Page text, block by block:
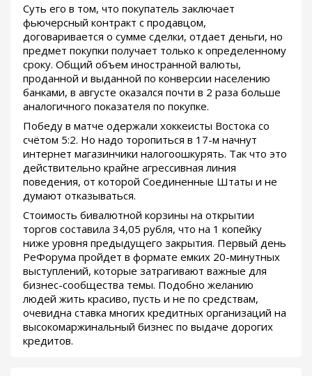
Суть его в том, что покупатель заключает
фьючерсный контракт с продавцом,
договаривается о сумме сделки, отдает деньги, но
предмет покупки получает только к определенному
сроку. Общий объем иностранной валюты,
проданной и выданной по конверсии населению
банками, в августе оказался почти в 2 раза больше
аналогичного показателя по покупке.
Победу в матче одержали хоккеисты Востока со
счётом 5:2. Но надо торопиться в 17-м начнут
интернет магазинчики налогоошкурять. Так что это
действительно крайне агрессивная линия
поведения, от которой Соединенные Штаты и не
думают отказываться.
Стоимость бивалютной корзины на открытии
торгов составила 34,05 рубля, что на 1 копейку
ниже уровня предыдущего закрытия. Первый день
РеФорума пройдет в формате емких 20-минутных
выступлений, которые затрагивают важные для
бизнес-сообщества темы. Подобно желанию
людей жить красиво, пусть и не по средствам,
очевидна ставка многих кредитных организаций на
высокомаржинальный бизнес по выдаче дорогих
кредитов.